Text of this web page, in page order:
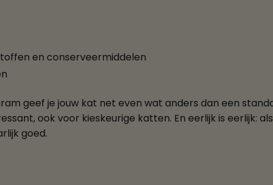
en conserveermiddelen
geef je jouw kat net even wat anders dan een
ook voor kieskeurige katten. En eerlijk is eerlijk:
goed.